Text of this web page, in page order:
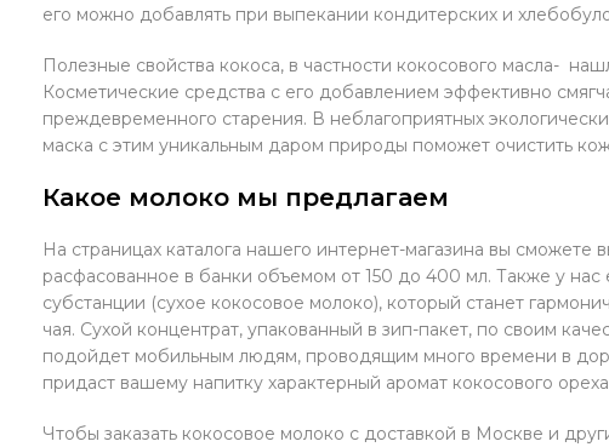
его можно добавлять при выпекании кондитерских и
Полезные свойства кокоса, в частности кокосового масла-
Косметические средства с его добавлением эффективно
преждевременного старения. В неблагоприятных
маска с этим уникальным даром природы поможет очистить
Какое молоко мы предлагаем
На страницах каталога нашего интернет-магазина вы сможете
расфасованное в банки объемом от 150 до 400 мл. Также у
субстанции (сухое кокосовое молоко), который станет
чая. Сухой концентрат, упакованный в зип-пакет, по своим
подойдет мобильным людям, проводящим много времени в
придаст вашему напитку характерный аромат кокосового
Чтобы заказать кокосовое молоко с доставкой в Москве и